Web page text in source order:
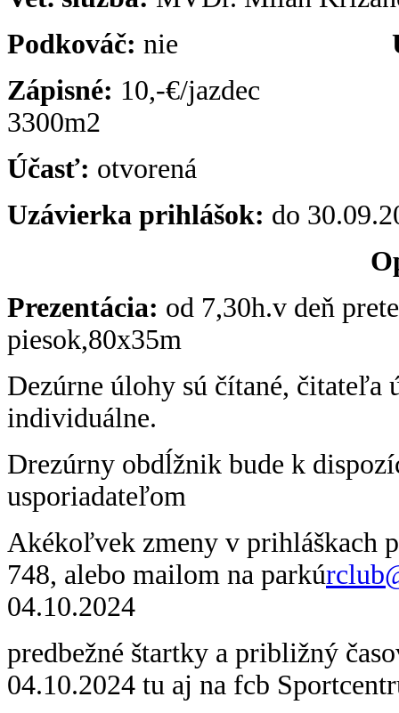
Podkováč: nie
Zápisné: 10,-€/jazdec
3300m2
Účasť: otvorená
Uzávierka prihlášok: do
Prezentácia: od 7,30h.v
piesok,80x35m
Dezúrne úlohy sú čítané, čitateľa
individuálne.
Drezúrny obdĺžnik bude k
usporiadateľom
Akékoľvek zmeny v prihláškach
748, alebo mailom na parkú
04.10.2024
predbežné štartky a približný
04.10.2024 tu aj na fcb